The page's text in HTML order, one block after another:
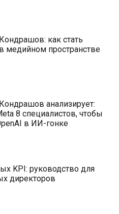
как стать
медийном пространстве
анализирует:
8 специалистов, чтобы
в ИИ-гонке
KPI: руководство для
директоров